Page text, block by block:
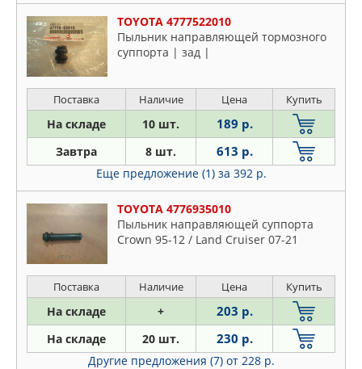
CHRYSLER
DOMINANT
FEBEST
FENOX
FORD
FRENKIT
G-BRAKE
GENERAL RICAMBI
HYUNDAI-KIA
IVECO
JAGUAR
JP GROUP
KAMOKA
Ford
Honda
Hyundai
Isuzu
Iveco
Jaguar
Jeep
KIA
Lancia
Land Rover
Lexus
Mazda
Mercedes
Mitsubishi
Nissan
TOYOTA 4777522010
Пыльник направляющей тормозного
суппорта | зад |
Поставка Наличие Цена Купить
На складе 10 шт. 189 р.
Завтра 8 шт. 613 р.
Еще предложение (1) за 392 р.
TOYOTA 4776935010
Пыльник направляющей суппорта
Crown 95-12 / Land Cruiser 07-21
Поставка Наличие Цена Купить
На складе + 203 р.
На складе 20 шт. 230 р.
Другие предложения (7) от 228 р.